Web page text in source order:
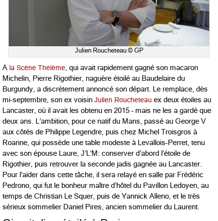
Julien Roucheteau © GP
A la Scène Thélème, qui avait rapidement gagné son macaron
Michelin, Pierre Rigothier, naguère étoilé au Baudelaire du
Burgundy, a discrètement annoncé son départ. Le remplace, dès
mi-septembre, son ex voisin Julien Roucheteau ex deux étoiles au
Lancaster, où il avait les obtenu en 2015 – mais ne les a gardé que
deux ans. L’ambition, pour ce natif du Mans, passé au George V
aux côtés de Philippe Legendre, puis chez Michel Troisgros à
Roanne, qui possède une table modeste à Levallois-Perret, tenu
avec son épouse Laure, J’L’M: conserver d’abord l’étoile de
Rigothier, puis retrouver la seconde jadis gagnée au Lancaster.
Pour l’aider dans cette tâche, il sera relayé en salle par Frédéric
Pedrono, qui fut le bonheur maître d’hôtel du Pavillon Ledoyen, au
temps de Christian Le Squer, puis de Yannick Alleno, et le très
sérieux sommelier Daniel Pires, ancien sommelier du Laurent.